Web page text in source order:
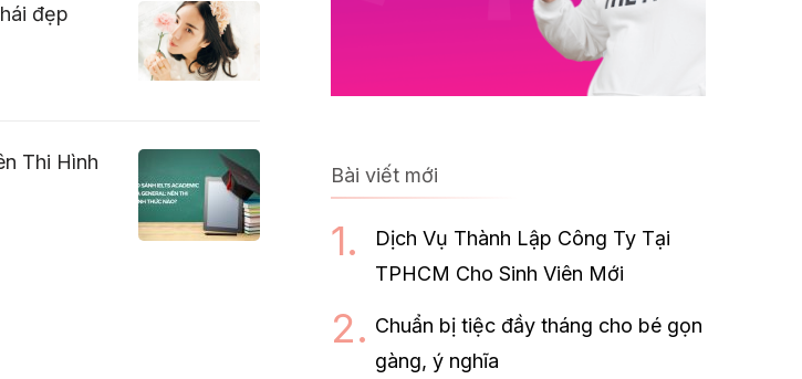
đẹp
Thi Hình
Bài viết mới
Dịch Vụ Thành Lập Công Ty Tại
TPHCM Cho Sinh Viên Mới
Chuẩn bị tiệc đầy tháng cho bé gọn
gàng, ý nghĩa